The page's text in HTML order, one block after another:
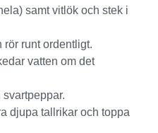
samt vitlök och stek i
rör runt ordentligt.
vatten om det
djupa tallrikar och toppa